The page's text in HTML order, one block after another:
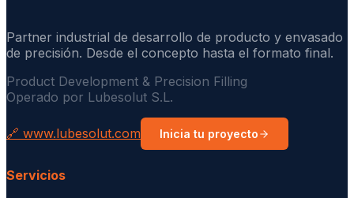
Partner industrial de desarrollo de producto y envasado
de precisión. Desde el concepto hasta el formato final.
Product Development & Precision Filling
Operado por Lubesolut S.L.
🔗 www.lubesolut.com Inicia tu proyecto
Servicios